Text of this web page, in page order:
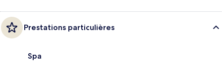
Prestations particulières
Spa